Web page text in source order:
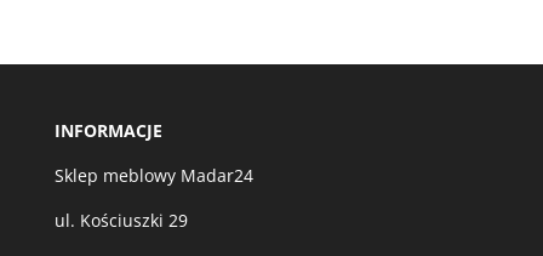
INFORMACJE
Sklep meblowy Madar24
ul. Kościuszki 29